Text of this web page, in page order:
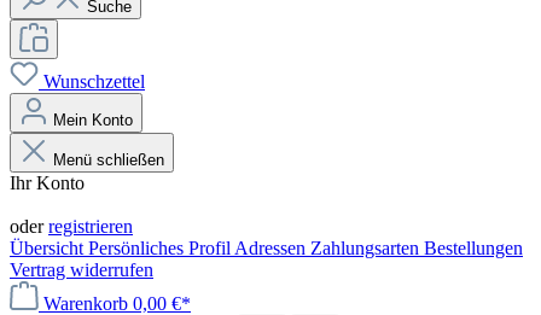
Suche
Wunschzettel
Mein Konto
Menü schließen
Ihr Konto
oderregistrieren
Übersicht Persönliches Profil Adressen Zahlungsarten Bestellungen
Vertrag widerrufen
Warenkorb 0,00 €*